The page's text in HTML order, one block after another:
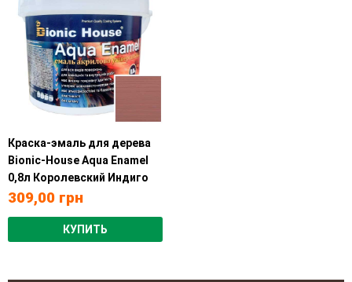
Краска-эмаль для дерева
Bionic-House Aqua Enamel
0,8л Королевский Индиго
309,00 грн
КУПИТЬ